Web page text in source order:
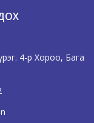
4-р Хороо, Бага